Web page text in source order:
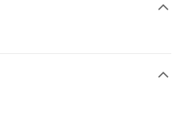
款。
)免運費